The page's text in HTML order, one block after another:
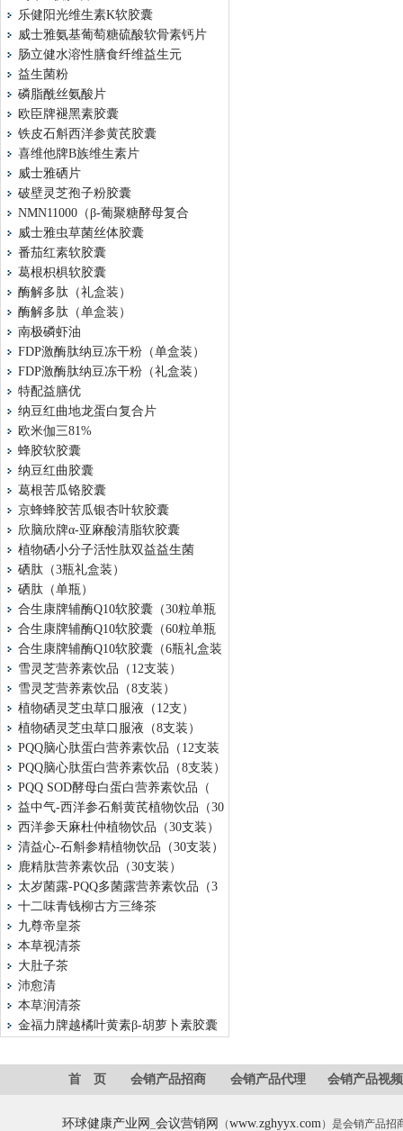
乐健阳光维生素K软胶囊
威士雅氨基葡萄糖硫酸软骨素钙片
肠立健水溶性膳食纤维益生元
益生菌粉
磷脂酰丝氨酸片
欧臣牌褪黑素胶囊
铁皮石斛西洋参黄芪胶囊
喜维他牌B族维生素片
威士雅硒片
破壁灵芝孢子粉胶囊
NMN11000（β-葡聚糖酵母复合
威士雅虫草菌丝体胶囊
番茄红素软胶囊
葛根枳椇软胶囊
酶解多肽（礼盒装）
酶解多肽（单盒装）
南极磷虾油
FDP激酶肽纳豆冻干粉（单盒装）
FDP激酶肽纳豆冻干粉（礼盒装）
特配益膳优
纳豆红曲地龙蛋白复合片
欧米伽三81%
蜂胶软胶囊
纳豆红曲胶囊
葛根苦瓜铬胶囊
京蜂蜂胶苦瓜银杏叶软胶囊
欣脑欣牌α-亚麻酸清脂软胶囊
植物硒小分子活性肽双益益生菌
硒肽（3瓶礼盒装）
硒肽（单瓶）
合生康牌辅酶Q10软胶囊（30粒单瓶
合生康牌辅酶Q10软胶囊（60粒单瓶
合生康牌辅酶Q10软胶囊（6瓶礼盒装
雪灵芝营养素饮品（12支装）
雪灵芝营养素饮品（8支装）
植物硒灵芝虫草口服液（12支）
植物硒灵芝虫草口服液（8支装）
PQQ脑心肽蛋白营养素饮品（12支装
PQQ脑心肽蛋白营养素饮品（8支装）
PQQ SOD酵母白蛋白营养素饮品（
益中气-西洋参石斛黄芪植物饮品（30
西洋参天麻杜仲植物饮品（30支装）
清益心-石斛参精植物饮品（30支装）
鹿精肽营养素饮品（30支装）
太岁菌露-PQQ多菌露营养素饮品（3
十二味青钱柳古方三绛茶
九尊帝皇茶
本草视清茶
大肚子茶
沛愈清
本草润清茶
金福力牌越橘叶黄素β-胡萝卜素胶囊
首 页 会销产品招商 会销产品代理 会销产品视频
环球健康产业网 会议营销网 （www.zghyyx.com）是会销产品招